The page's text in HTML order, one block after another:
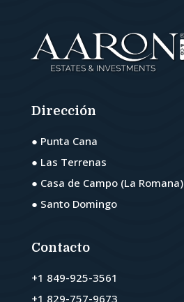
Dirección
● Punta Cana
● Las Terrenas
● Casa de Campo (La Romana)
● Santo Domingo
Contacto
+1 849-925-3561
+1 829-757-9673